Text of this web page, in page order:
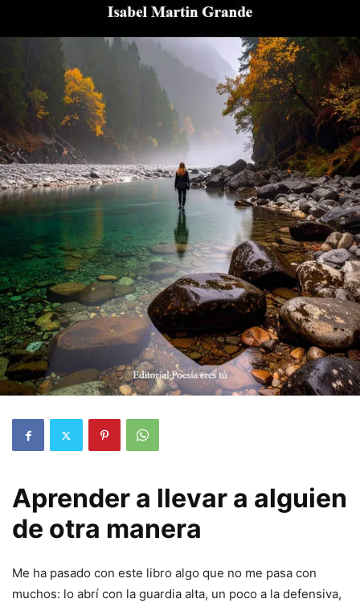
Aprender a llevar a alguien
de otra manera
Me ha pasado con este libro algo que no me pasa con
muchos: lo abrí con la guardia alta, un poco a la defensiva,